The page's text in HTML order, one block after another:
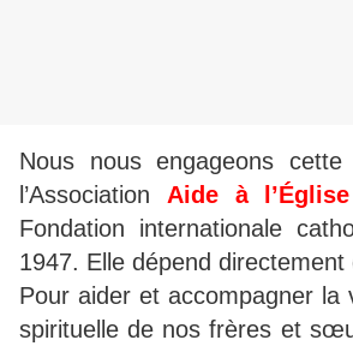
Nous nous engageons
l’Association Aide à
Fondation internationale
1947. Elle dépend directement
Pour aider et accompagner la
spirituelle de nos frères et